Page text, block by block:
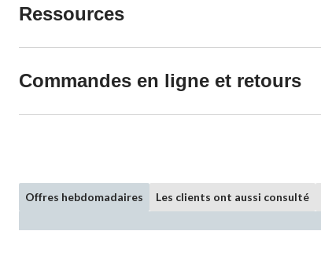
Ressources
Commandes en ligne et retours
Offres hebdomadaires Les clients ont aussi consulté